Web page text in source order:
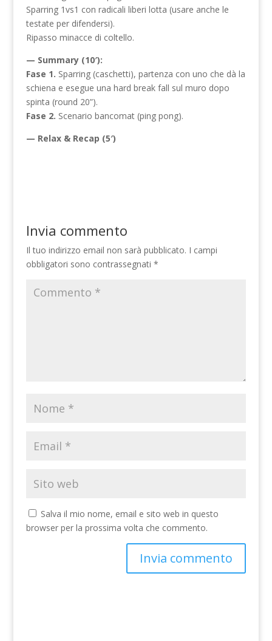
Sparring 1vs1 con radicali liberi lotta (usare anche le
testate per difendersi).
Ripasso minacce di coltello.
— Summary (10′):
Fase 1. Sparring (caschetti), partenza con uno che dà la
schiena e esegue una hard break fall sul muro dopo
spinta (round 20”).
Fase 2. Scenario bancomat (ping pong).
— Relax & Recap (5′)
Invia commento
Il tuo indirizzo email non sarà pubblicato. I campi
obbligatori sono contrassegnati *
Salva il mio nome, email e sito web in questo
browser per la prossima volta che commento.